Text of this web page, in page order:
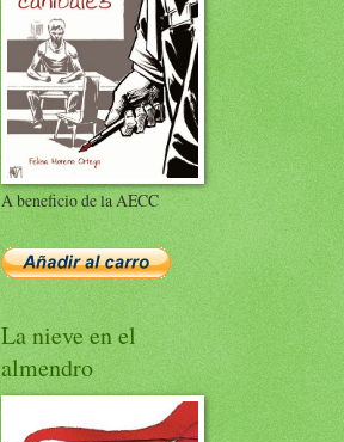
A beneficio de la AECC
La nieve en el
almendro